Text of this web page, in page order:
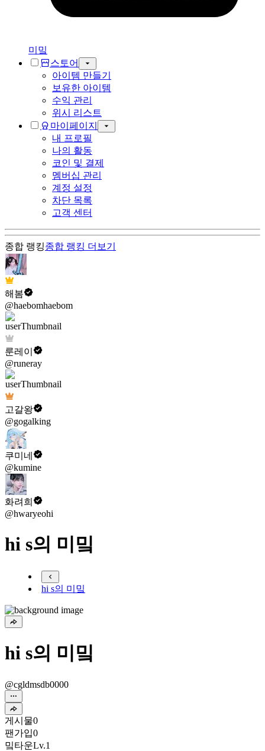
미밐
스토어
아이템 만들기
보유한 아이템
수익 관리
위시 리스트
마이페이지
내 프로필
나의 활동
코인 및 결제
멤버십 관리
계정 설정
차단 목록
고객 센터
종합 랭킹종합 랭킹 더보기
해봄
@haebomhaebom
룬레이
@runeray
고갈왕
@gogalking
쿠미네
@kumine
화려희
@hwaryeohi
hi s의 미밐
hi s의 미밐
hi s의 미밐
@cgldmsdb0000
게시물0
팬가입0
밐타운Lv.1